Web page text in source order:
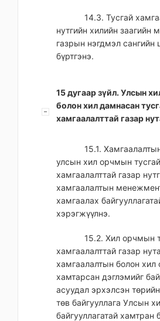
14.3. Тусгай
нутгийн хилийн заагийн
газрын нэгдмэл
бүртгэнэ.
15 дугаар зүйл. Улсын
болон хил дамнасан
хамгаалалттай газар
15.1.
улсын хил орчмын тусгай
хамгаалалттай газар
хамгаалалтын
хамгаалах
хэрэгжүүлнэ.
15.2. Хил орчмын
хамгаалалттай газар
хамгаалалтын болон
хамтарсан дэглэмийг
асуудал эрхэлсэн
төв байгууллага Улсын
байгууллагатай хамтран